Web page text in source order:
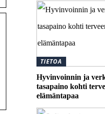
TIETOA
Hyvinvoinnin ja
tasapaino kohti
elämäntapaa